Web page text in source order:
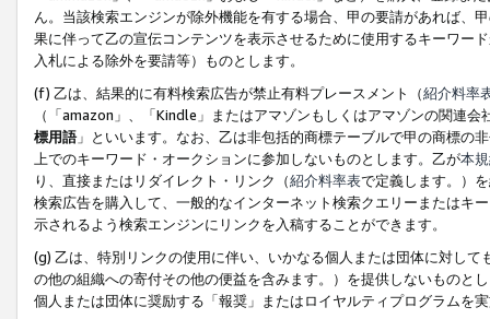
ん。当該検索エンジンが除外機能を有する場合、甲の要請があれば、
果に伴って乙の宣伝コンテンツを表示させるために使用するキーワー
入札による除外を要請等）ものとします。
(f) 乙は、結果的に有料検索広告が禁止有料プレースメント（紹介料率
（「amazon」、「Kindle」またはアマゾンもしくはアマゾンの関連
標用語」といいます。なお、乙は非包括的商標テーブルで甲の商標の
上でのキーワード・オークションに参加しないものとします。乙が本
り、直接またはリダイレクト・リンク（紹介料率表で定義します。）
検索広告を購入して、一般的なインターネット検索クエリーまたはキ
示されるよう検索エンジンにリンクを入稿することができます。
(g) 乙は、特別リンクの使用に伴い、いかなる個人または団体に対し
の他の組織への寄付その他の便益を含みます。）を提供しないものと
個人または団体に奨励する「報奨」またはロイヤルティプログラムを